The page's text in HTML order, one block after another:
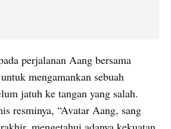
perjalanan Aang bersama
mengamankan sebuah
jatuh ke tangan yang salah.
resminya, “Avatar Aang, sang